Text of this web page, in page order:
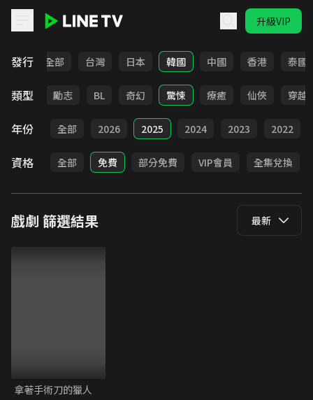
升級VIP
發行 全部 台灣 日本 韓國 中國 香港 泰國
類型
喜劇 勵志 BL 奇幻 驚悚 療癒 仙俠 穿越
年份 全部 2026 2025 2024 2023 2022
資格 全部 免費 部分免費 VIP會員 全集兌換
戲劇 篩選結果 最新
拿著手術刀的獵人